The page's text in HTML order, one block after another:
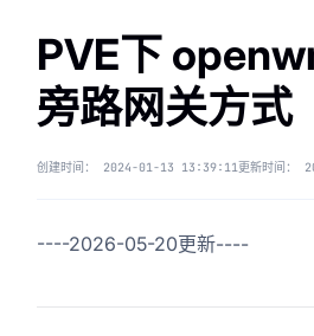
PVE下
旁路网关方式
创建时间： 2024-01-13 13:39:11更新时间：
----2026-05-20更新----